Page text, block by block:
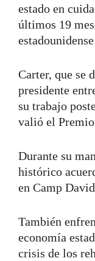
estado en
últimos 19
Carter, que se
presidente
su trabajo
valió el
Durante su
histórico
en Camp
También
economía
crisis de los